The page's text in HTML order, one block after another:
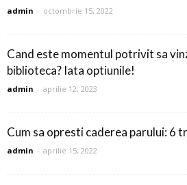
admin - octombrie 15, 2022
Cand este momentul potrivit sa
biblioteca? Iata optiunile!
admin - aprilie 12, 2023
Cum sa opresti caderea parului: 6
admin - aprilie 15, 2022